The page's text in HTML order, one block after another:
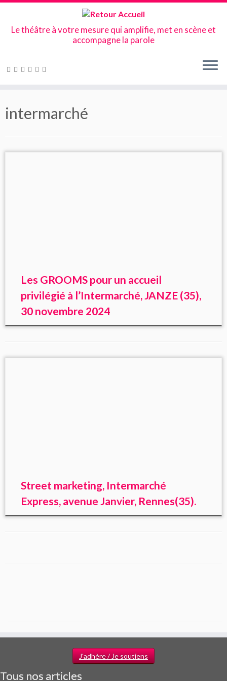
to
content
Le théâtre à votre mesure qui amplifie, met en scène et
accompagne la parole
intermarché
Les GROOMS pour un accueil
privilégié à l’Intermarché, JANZE (35),
30 novembre 2024
Street marketing, Intermarché
Express, avenue Janvier, Rennes(35).
J'adhère / Je soutiens
Tous nos articles